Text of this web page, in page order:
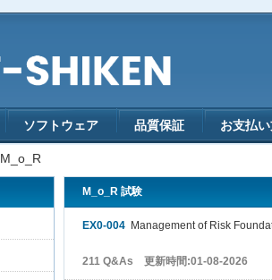
ソフトウェア 品質保証 お支払
M_o_R
M_o_R 試験
EX0-004 Management of Risk
211 Q&As 更新時間:01-08-2026